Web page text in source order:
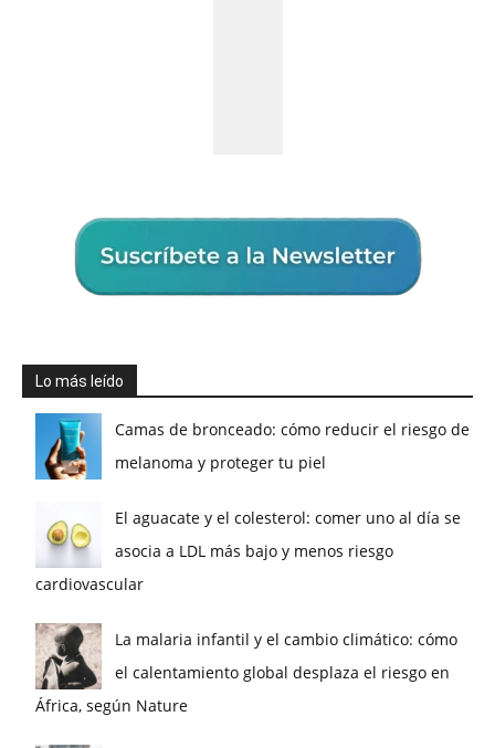
Lo más leído
Camas de bronceado: cómo reducir el riesgo de
melanoma y proteger tu piel
El aguacate y el colesterol: comer uno al día se
asocia a LDL más bajo y menos riesgo
cardiovascular
La malaria infantil y el cambio climático: cómo
el calentamiento global desplaza el riesgo en
África, según Nature